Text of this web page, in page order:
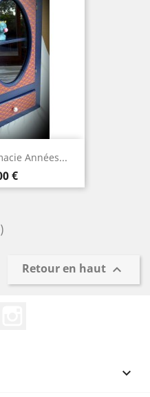
Années...
€
Retour en haut 
